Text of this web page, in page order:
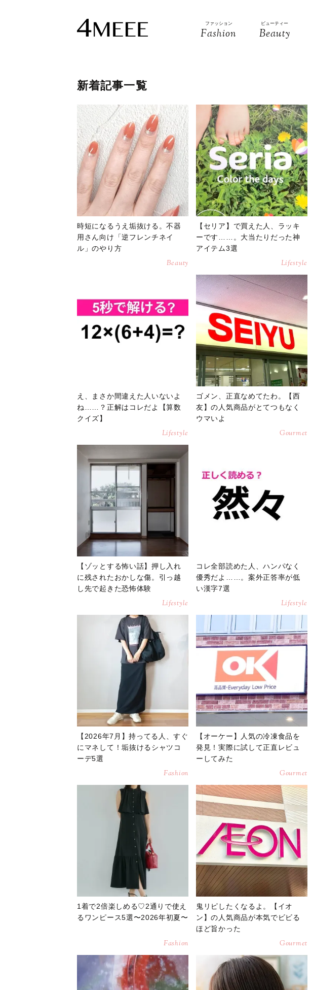
ファッション
Fashion
ビューティー
Beauty
新着記事一覧
時短になるうえ垢抜ける。不器
用さん向け「逆フレンチネイ
ル」のやり方
Beauty
【セリア】で買えた人、ラッキ
ーです……。大当たりだった神
アイテム3選
Lifestyle
え、まさか間違えた人いないよ
ね……？正解はコレだよ【算数
クイズ】
Lifestyle
ゴメン、正直なめてたわ。【西
友】の人気商品がとてつもなく
ウマいよ
Gourmet
【ゾッとする怖い話】押し入れ
に残されたおかしな傷。引っ越
し先で起きた恐怖体験
Lifestyle
コレ全部読めた人、ハンパなく
優秀だよ……。案外正答率が低
い漢字7選
Lifestyle
【2026年7月】持ってる人、すぐ
にマネして！垢抜けるシャツコ
ーデ5選
Fashion
【オーケー】人気の冷凍食品を
発見！実際に試して正直レビュ
ーしてみた
Gourmet
1着で2倍楽しめる♡2通りで使え
るワンピース5選〜2026年初夏〜
Fashion
鬼リピしたくなるよ。【イオ
ン】の人気商品が本気でビビる
ほど旨かった
Gourmet